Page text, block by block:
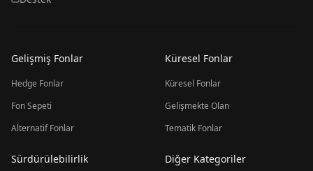
Gelişmiş Fonlar
Hedge Fonlar
Fon Sepeti
Alternatif Fonlar
Küresel Fonlar
Küresel Fonlar
Gelişmekte Olan
Tematik Fonlar
Sürdürülebilirlik Diğer Kategoriler